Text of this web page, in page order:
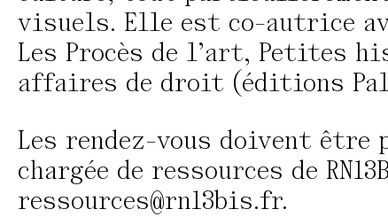
visuels. Elle est co-autrice
Les Procès de l’art, Petites
affaires de droit (éditions
Les rendez-vous doivent être
chargée de ressources de
ressources@rn13bis.fr.